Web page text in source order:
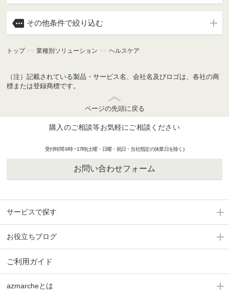
 その他条件で絞り込む
トップ >> 業種別ソリューション >> ヘルスケア
（注）記載されている製品・サービス名、会社名及びロゴは、各社の商
標または登録商標です。
ページの先頭に戻る
購入のご相談等お気軽にご相談ください
受付時間 9時 ~17時(土曜・日曜・祝日・当社指定の休業日を除く)
お問い合わせフォーム
サービスで探す
お役立ちブログ
ご利用ガイド
azmarcheとは